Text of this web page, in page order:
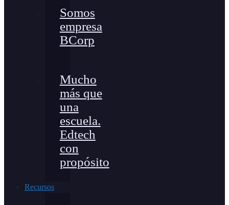
Somos
empresa
BCorp
Mucho
más que
una
escuela.
Edtech
con
propósito
Recursos